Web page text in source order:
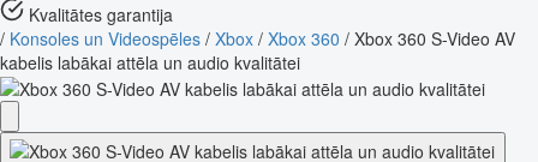
Kvalitātes garantija
/ Konsoles un Videospēles / Xbox / Xbox 360 / Xbox 360 S-Video AV
kabelis labākai attēla un audio kvalitātei